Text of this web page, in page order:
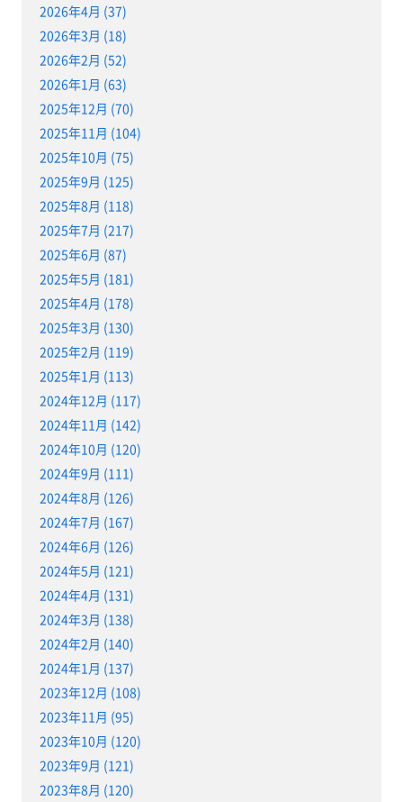
2026年4月 (37)
2026年3月 (18)
2026年2月 (52)
2026年1月 (63)
2025年12月 (70)
2025年11月 (104)
2025年10月 (75)
2025年9月 (125)
2025年8月 (118)
2025年7月 (217)
2025年6月 (87)
2025年5月 (181)
2025年4月 (178)
2025年3月 (130)
2025年2月 (119)
2025年1月 (113)
2024年12月 (117)
2024年11月 (142)
2024年10月 (120)
2024年9月 (111)
2024年8月 (126)
2024年7月 (167)
2024年6月 (126)
2024年5月 (121)
2024年4月 (131)
2024年3月 (138)
2024年2月 (140)
2024年1月 (137)
2023年12月 (108)
2023年11月 (95)
2023年10月 (120)
2023年9月 (121)
2023年8月 (120)